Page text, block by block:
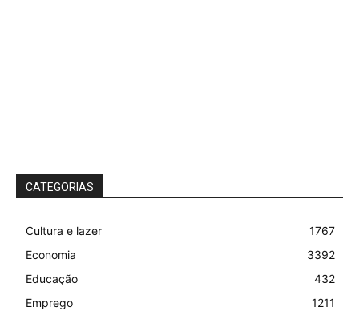
CATEGORIAS
Cultura e lazer
1767
Economia
3392
Educação
432
Emprego
1211